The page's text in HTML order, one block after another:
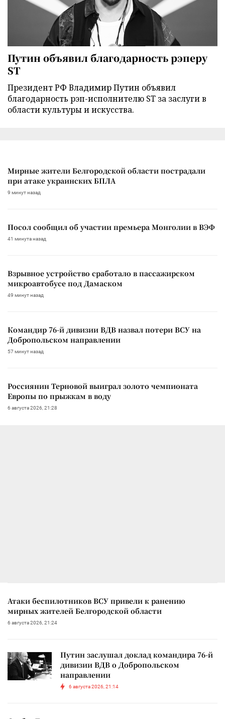
Путин объявил благодарность рэперу
ST
Президент РФ Владимир Путин объявил
благодарность рэп-исполнителю ST за заслуги в
области культуры и искусства.
Мирные жители Белгородской области пострадали
при атаке украинских БПЛА
9 минут назад
Посол сообщил об участии премьера Монголии в ВЭФ
41 минута назад
Взрывное устройство сработало в пассажирском
микроавтобусе под Дамаском
49 минут назад
Командир 76-й дивизии ВДВ назвал потери ВСУ на
Добропольском направлении
57 минут назад
Россиянин Терновой выиграл золото чемпионата
Европы по прыжкам в воду
6 августа 2026, 21:28
Атаки беспилотников ВСУ привели к ранению
мирных жителей Белгородской области
6 августа 2026, 21:24
Путин заслушал доклад командира 76-й
дивизии ВДВ о Добропольском
направлении
6 августа 2026, 21:14